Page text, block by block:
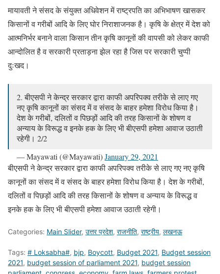
मायावती ने संसद के संयुक्त अधिवेशन में राष्ट्रपति का अभिभाषण खासकर
किसानों व गरीबों आदि के लिए घोर निराशाजनक है। कृषि के क्षेत्र में देश को
आत्मनिर्भर बनाने वाला किसान तीन कृषि कानूनों की वापसी को लेकर काफी
आन्दोलित है व सरकारी प्रताड़ना झेल रहा है जिस पर सरकारी चुप्पी
दुःखद।
2. बीएसपी ने केन्द्र सरकार द्वारा काफी अपरिपक्व तरीके से लाए गए
नए कृषि कानूनों का संसद में व संसद के बाहर हमेशा विरोध किया है।
देश के गरीबों, दलितों व पिछड़ों आदि की तरह किसानों के शोषण व
अन्याय के विरूद्ध व इनके हक के लिए भी बीएसपी हमेशा आवाज उठाती
रहेगी। 2/2
— Mayawati (@Mayawati)January 29, 2021
बीएसपी ने केन्द्र सरकार द्वारा काफी अपरिपक्व तरीके से लाए गए नए कृषि
कानूनों का संसद में व संसद के बाहर हमेशा विरोध किया है। देश के गरीबों,
दलितों व पिछड़ों आदि की तरह किसानों के शोषण व अन्याय के विरूद्ध व
इनके हक के लिए भी बीएसपी हमेशा आवाज उठाती रहेगी।
Categories: Main Slider, उत्तर प्रदेश, राजनीति, राष्ट्रीय, लखनऊ
Tags: # Loksabha#, bjp, Boycott, Budget 2021, Budget session
2021, budget session of parliament 2021, budget session